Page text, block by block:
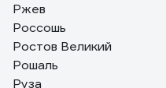
Ржев
Россошь
Ростов Великий
Рошаль
Руза